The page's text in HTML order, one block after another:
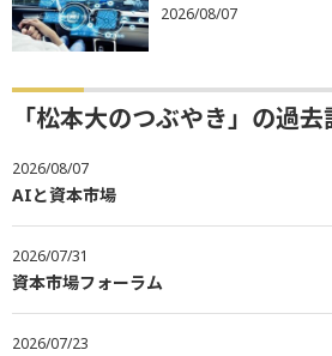
2026/08/07
「松本大のつぶやき」の過
2026/08/07
AIと資本市場
2026/07/31
資本市場フォーラム
2026/07/23